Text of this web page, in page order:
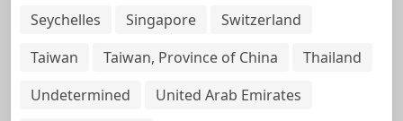
Seychelles
Singapore
Switzerland
Taiwan
Taiwan, Province of China
Thailand
Undetermined
United Arab Emirates